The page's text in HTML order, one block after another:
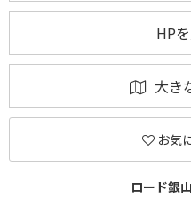
HP
大き
お気
ロード銀